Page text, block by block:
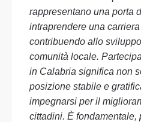
rappresentano una porta
intraprendere una
contribuendo allo
comunità locale.
in Calabria significa non
posizione stabile e
impegnarsi per il
cittadini. È fondamentale,